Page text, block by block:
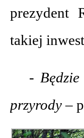
prezydent
takiej
-
przyrody –